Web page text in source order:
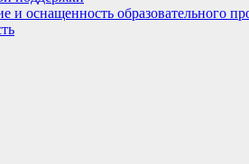
и оснащенность образовательного